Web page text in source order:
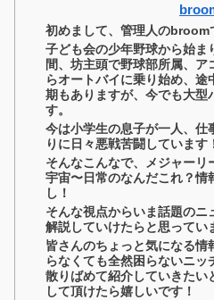
初めまして、管理人のbroom
子ども会の少年野球から始ま
間、坊主頭で野球部所属、ア
らオートバイに乗り始め、途
期もありますが、今でも大型
す。
今は小学生の息子が一人、仕
りに日々悪戦苦闘しています
そんなこんなで、メジャー
宇宙〜日常のなんだこれ？情
し！
そんな視点からいま話題のニ
解説していけたらと思ってい
皆さんのちょっと気になる情
らなくても全然困らないニッ
散りばめて紹介していきたい
して頂けたら嬉しいです！